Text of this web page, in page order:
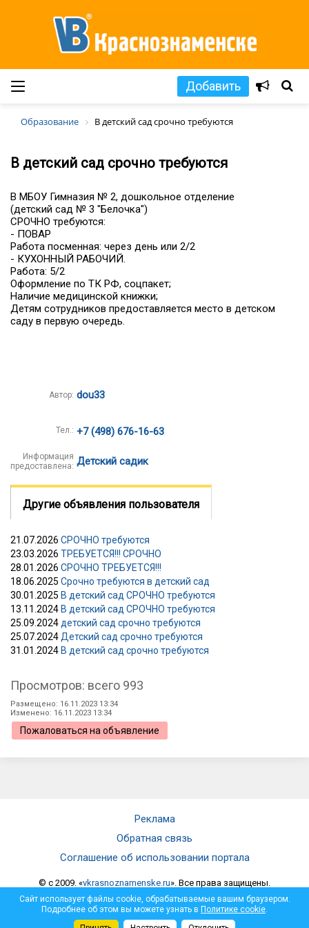
Добавить
Образование В детский сад срочно требуются
В детский сад срочно требуются
В МБОУ Гимназия № 2, дошкольное отделение
(детский сад № 3 "Белочка")
СРОЧНО требуются:
- ПОВАР
Работа посменная: через день или 2/2
- КУХОННЫЙ РАБОЧИЙ.
Работа: 5/2
Оформление по ТК РФ, соцпакет;
Наличие медицинской книжки;
Детям сотрудников предоставляется место в детском
саду в первую очередь.
Автор: dou33
Тел.: +7 (498) 676-16-63
Информация
предоставлена: Детский садик
Другие объявления пользователя
21.07.2026 СРОЧНО требуются
23.03.2026 ТРЕБУЕТСЯ!!! СРОЧНО
28.01.2026 СРОЧНО ТРЕБУЕТСЯ!!!
18.06.2025 Срочно требуются в детский сад
30.01.2025 В детский сад СРОЧНО требуются
13.11.2024В детский сад СРОЧНО требуются
25.09.2024 детский сад срочно требуются
25.07.2024 Детский сад срочно требуются
31.01.2024В детский сад срочно требуются
Просмотров: всего 993
Размещено: 16.11.2023 13:34
Изменено: 16.11.2023 13:34
Пожаловаться на объявление
Реклама
Обратная связь
Соглашение об использовании портала
© c 2009. «vkrasnoznamenske.ru». Все права защищены.
Мнение администрации не всегда совпадает с мнением автора.
Администрация не несет ответственности за достоверность
опубликованной информации и за отзывы, оставленные
Сайт использует файлы cookie, обрабатываемые вашим браузером.
Подробнее об этом вы можете узнать в Политике cookie.